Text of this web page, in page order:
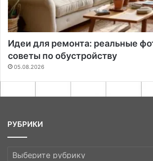
Идеи для ремонта: реальные
советы по обустройству
05.08.2026
РУБРИКИ
РУБРИКИ